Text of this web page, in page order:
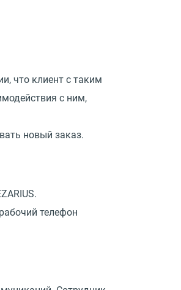
что клиент с таким
с ним,
новый заказ.
телефон